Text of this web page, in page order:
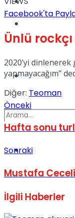
Dünya
Türkiye
No Result
View All Result
Facebook'ta
Ünlü
2020’yi
yapmayacağım”
Diğer: Teoman
Önceki
Hafta sonu
Sonraki
Mustafa
İlgili Haberler